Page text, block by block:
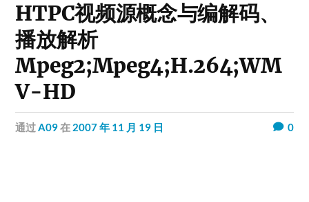
HTPC视频源概念与编解码、
播放解析
Mpeg2;Mpeg4;H.264;WM
V-HD
通过A09在 2007 年 11 月 19 日 0